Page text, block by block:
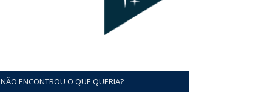
NÃO ENCONTROU O QUE QUERIA?